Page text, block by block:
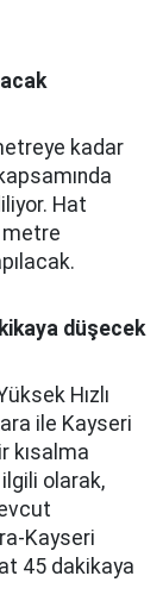
kadar
Hat
metre
düşecek
Hızlı
ile Kayseri
kısalma
olarak,
Kayseri
45 dakikaya